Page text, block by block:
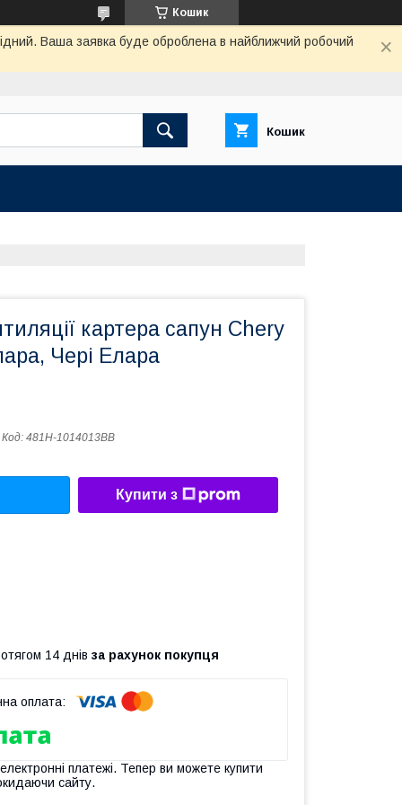
Кошик
Ваша заявка буде оброблена в найближчий робочий
Кошик
картера сапун Chery
Чері Елара
Код: 481H-1014013BB
Купити з
14 днів за рахунок покупця
платежі. Тепер ви можете купити
сайту.